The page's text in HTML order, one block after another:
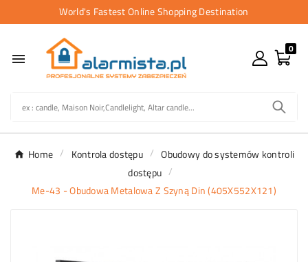
World's Fastest Online Shopping Destination

0
Home Kontrola dostępu
Obudowy do systemów kontroli
dostępu
Me-43 - Obudowa Metalowa Z Szyną Din (405X552X121)